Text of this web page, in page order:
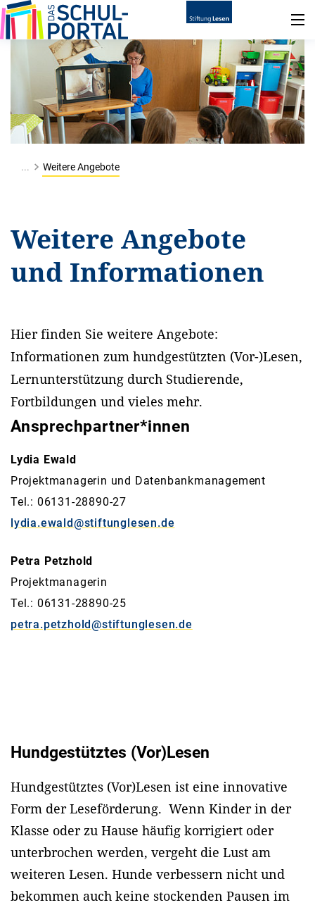
... Weitere Angebote
Weitere Angebote
und Informationen
Hier finden Sie weitere Angebote:
Informationen zum hundgestützten (Vor-)Lesen,
Lernunterstützung durch Studierende,
Fortbildungen und vieles mehr.
Ansprechpartner*innen
Lydia Ewald
Projektmanagerin und Datenbankmanagement
Tel.: 06131-28890-27
lydia.ewald@stiftunglesen.de
Petra Petzhold
Projektmanagerin
Tel.: 06131-28890-25
petra.petzhold@stiftunglesen.de
Hundgestütztes (Vor)Lesen
Hundgestütztes (Vor)Lesen ist eine innovative
Form der Leseförderung. Wenn Kinder in der
Klasse oder zu Hause häufig korrigiert oder
unterbrochen werden, vergeht die Lust am
weiteren Lesen. Hunde verbessern nicht und
bekommen auch keine stockenden Pausen im